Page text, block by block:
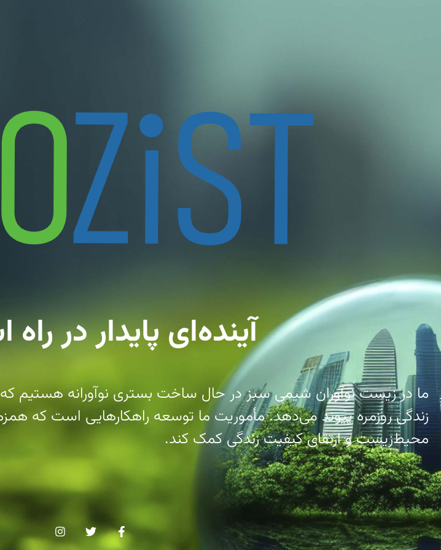
آینده‌ای پایدار در
ما در زیست نوآوران شیمی سبز در حال ساخت بستری نوآورانه هستیم که
زندگی روزمره پیوند می‌دهد. مأموریت ما توسعه راهکارهایی است که
محیط‌زیست و ارتقای کیفیت زندگی کمک کند.